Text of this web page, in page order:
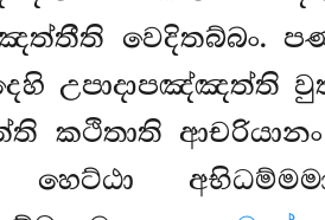
වෙදිතබ්බං.
උපාදාපඤ්ඤත්ති
කථිතාති